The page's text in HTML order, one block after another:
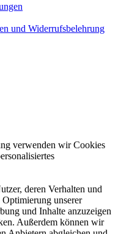
und Widerrufsbelehrung
verwenden wir Cookies
deren Verhalten und
unserer
und Inhalte anzuzeigen
Außerdem können wir